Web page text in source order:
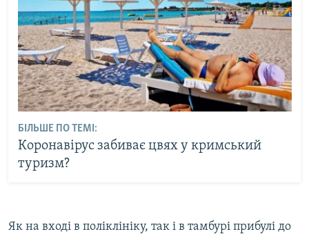
БІЛЬШЕ ПО ТЕМІ:
Коронавірус забиває цвях у кримський
туризм?
Як на вході в поліклініку, так і в тамбурі прибулі до